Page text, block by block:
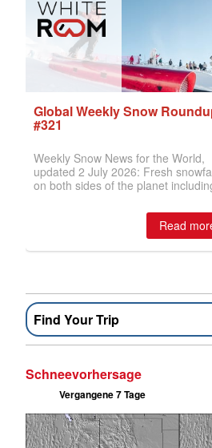
Find Your Trip
Schneevorhersage
Vergangene 7 Tage